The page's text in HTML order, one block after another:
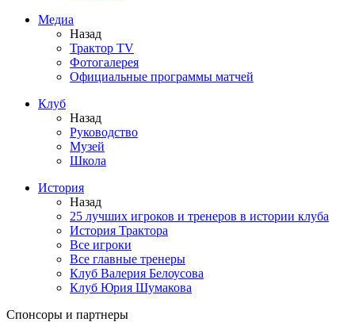
Медиа
Назад
Трактор TV
Фотогалерея
Официальные программы матчей
Клуб
Назад
Руководство
Музей
Школа
История
Назад
25 лучших игроков и тренеров в истории клуба
История Трактора
Все игроки
Все главные тренеры
Клуб Валерия Белоусова
Клуб Юрия Шумакова
Спонсоры и партнеры